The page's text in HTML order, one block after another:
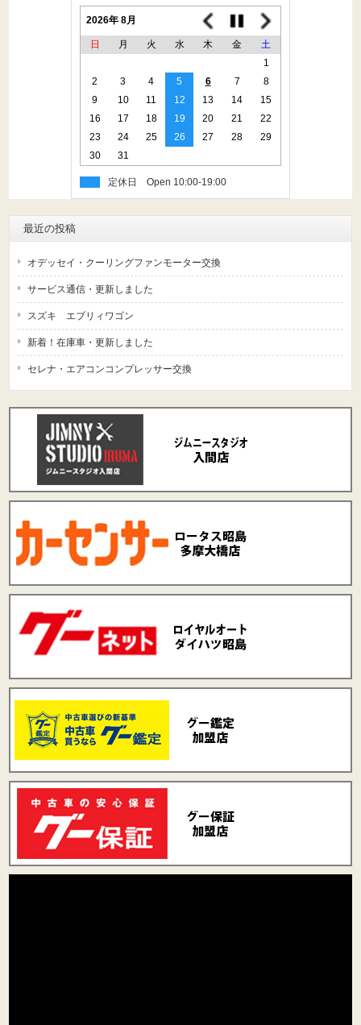
2026年 8月
日 月 火 水 木 金
土
1
2
3 4 5 6 7
8
9
10 11 12 13 14
15
16
17 18 19 20 21
22
23
24 25 26 27 28
29
30
31
定休日
最近の投稿
オデッセイ・クーリングファンモーター交換
サービス通信・更新しました
スズキ エブリィワゴン
新着！在庫車・更新しました
セレナ・エアコンコンプレッサー交換